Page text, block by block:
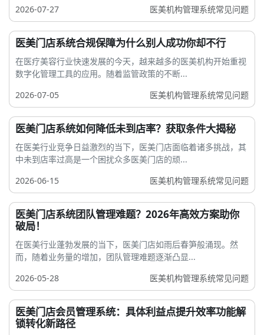
2026-07-27
医美机构管理系统常见问题
医美门店系统合规保障为什么别人成功你却不行
在医疗美容行业快速发展的今天，越来越多的医美机构开始重视
数字化管理工具的应用。随着监管政策的不断...
2026-07-05
医美机构管理系统常见问题
医美门店系统如何降低未到店率？获取条件大揭秘
在医美行业竞争日益激烈的当下，医美门店面临着诸多挑战，其
中未到店率过高是一个困扰众多医美门店的顽...
2026-06-15
医美机构管理系统常见问题
医美门店系统团队管理难题？2026年高效方案助你
破局！
在医美行业蓬勃发展的当下，医美门店如雨后春笋般涌现。然
而，随着业务量的增加，团队管理难题逐渐凸显...
2026-05-28
医美机构管理系统常见问题
医美门店会员管理系统：具体利益点提升效率功能解
锁转化新路径